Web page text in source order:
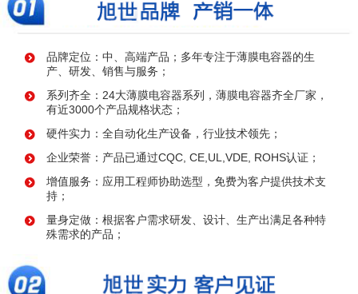
品牌定位：中、高端产品；多年专注于薄膜电容器的生
产、研发、销售与服务；
系列齐全：24大薄膜电容器系列，薄膜电容器齐全厂家，
有近3000个产品规格状态；
硬件实力：全自动化生产设备，行业技术领先；
企业荣誉：产品已通过CQC, CE,UL,VDE, ROHS认证；
增值服务：应用工程师协助选型，免费为客户提供技术支
持；
量身定做：根据客户需求研发、设计、生产出满足各种特
殊需求的产品；